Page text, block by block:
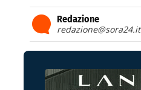
Redazione
redazione@sora24.it